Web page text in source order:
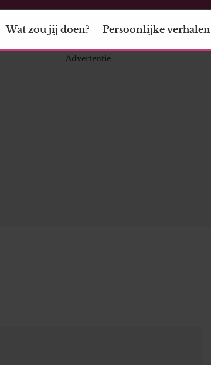
Wat zou jij doen? Persoonlijke verhalen